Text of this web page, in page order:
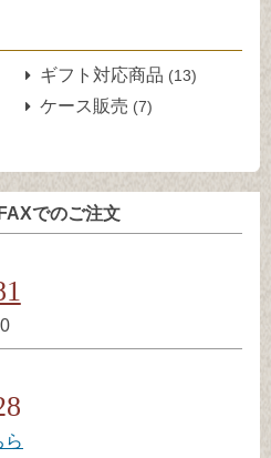
ギフト対応商品 (13)
ケース販売 (7)
でのご注文
ら